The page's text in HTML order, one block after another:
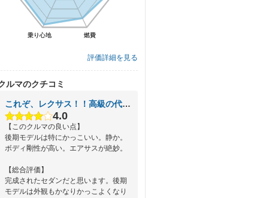
燃費
乗り心地 燃費
乗り心地
評価詳細を見る
ルマのクチコミ
これぞ、レクサス！！高級の代名詞！！
4.0
【このクルマの良い点】
後期モデルは特にかっこいい。静か。
ボディ剛性が高い。エアサスが絶妙。
【総合評価】
完成されたセダンだと思います。後期
モデルは外観もかなりかっこよくなり